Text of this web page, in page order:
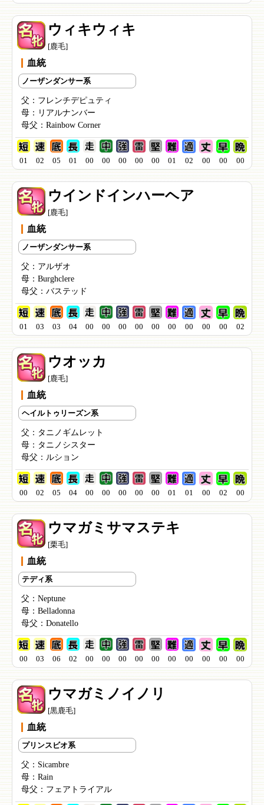
ウィキウィキ
[鹿毛]
血統
ノーザンダンサー系
父： フレンチデピュティ
母： リアルナンバー
母父： Rainbow Corner
01 02 05 01 00 00 00 00 00 01 02 00 00 00
ウインドインハーヘア
[鹿毛]
血統
ノーザンダンサー系
父： アルザオ
母： Burghclere
母父： バステッド
01 03 03 04 00 00 00 00 00 00 00 00 00 02
ウオッカ
[鹿毛]
血統
ヘイルトゥリーズン系
父： タニノギムレット
母： タニノシスター
母父： ルション
00 02 05 04 00 00 00 00 00 01 01 00 02 00
ウマガミサマステキ
[栗毛]
血統
テディ系
父： Neptune
母： Belladonna
母父： Donatello
00 03 06 02 00 00 00 00 00 00 00 00 00 00
ウマガミノイノリ
[黒鹿毛]
血統
プリンスビオ系
父： Sicambre
母： Rain
母父： フェアトライアル